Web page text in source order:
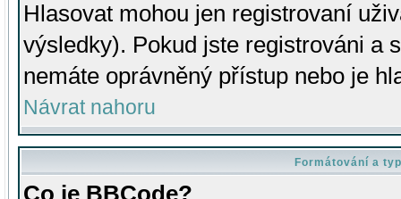
Hlasovat mohou jen registrovaní
výsledky). Pokud jste registrováni a
nemáte oprávněný přístup nebo je
Návrat nahoru
Formátování a
Co je BBCode?